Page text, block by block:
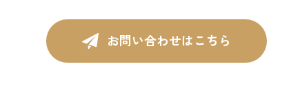
お問い合わせはこちら